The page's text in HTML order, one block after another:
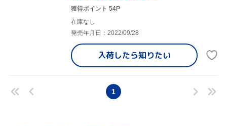
獲得ポイント 54P
在庫なし
発売年月日：2022/09/28
入荷したら知りたい
1